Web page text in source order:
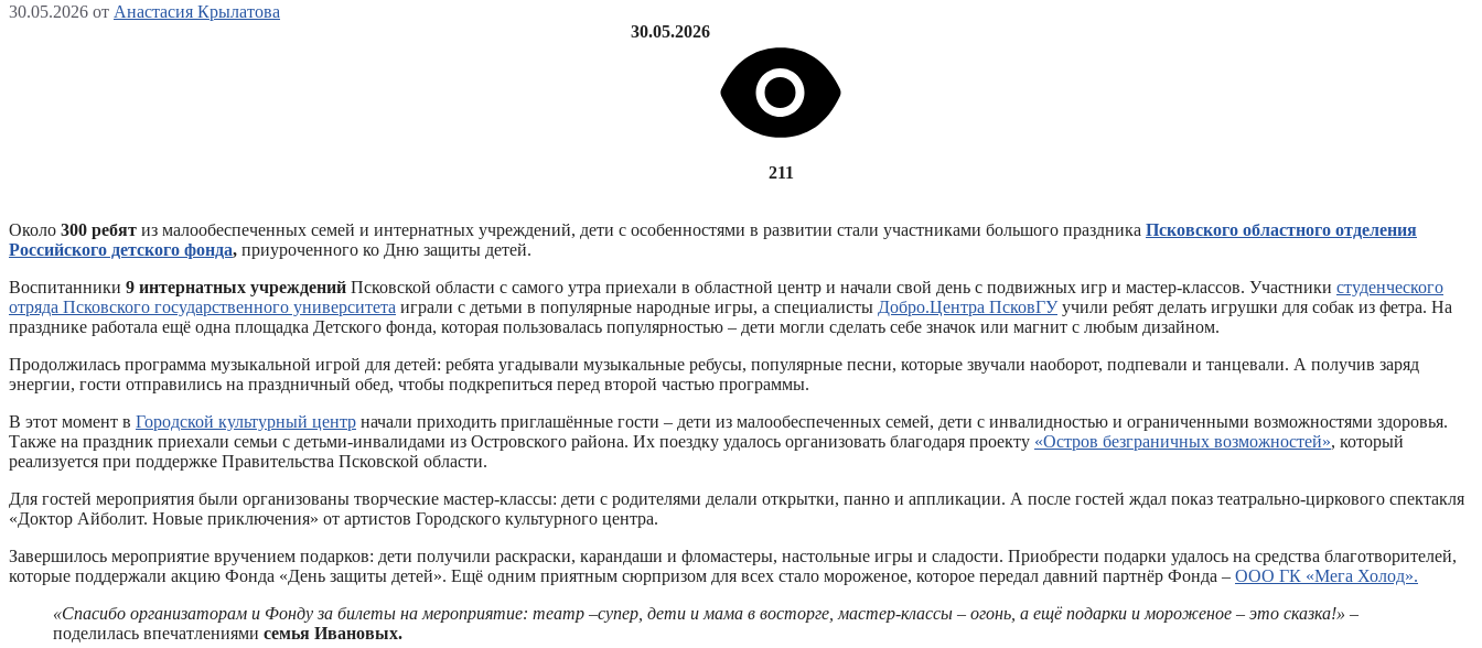
30.05.2026 от Анастасия Крылатова
30.05.2026
211
Около 300 ребят из малообеспеченных семей и интернатных учреждений, дети с особенностями в развитии стали участниками большого праздника Псковского областного отделения
Российского детского фонда, приуроченного ко Дню защиты детей.
Воспитанники 9 интернатных учреждений Псковской области с самого утра приехали в областной центр и начали свой день с подвижных игр и мастер-классов. Участники студенческого
отряда Псковского государственного университета играли с детьми в популярные народные игры, а специалисты Добро.Центра ПсковГУучили ребят делать игрушки для собак из фетра. На
празднике работала ещё одна площадка Детского фонда, которая пользовалась популярностью – дети могли сделать себе значок или магнит с любым дизайном.
Продолжилась программа музыкальной игрой для детей: ребята угадывали музыкальные ребусы, популярные песни, которые звучали наоборот, подпевали и танцевали. А получив заряд
энергии, гости отправились на праздничный обед, чтобы подкрепиться перед второй частью программы.
В этот момент в Городской культурный центр начали приходить приглашённые гости – дети из малообеспеченных семей, дети с инвалидностью и ограниченными возможностями здоровья.
Также на праздник приехали семьи с детьми-инвалидами из Островского района. Их поездку удалось организовать благодаря проекту «Остров безграничных возможностей», который
реализуется при поддержке Правительства Псковской области.
Для гостей мероприятия были организованы творческие мастер-классы: дети с родителями делали открытки, панно и аппликации. А после гостей ждал показ театрально-циркового спектакля
«Доктор Айболит. Новые приключения» от артистов Городского культурного центра.
Завершилось мероприятие вручением подарков: дети получили раскраски, карандаши и фломастеры, настольные игры и сладости. Приобрести подарки удалось на средства благотворителей,
которые поддержали акцию Фонда «День защиты детей». Ещё одним приятным сюрпризом для всех стало мороженое, которое передал давний партнёр Фонда – ООО ГК «Мега Холод».
«Спасибо организаторам и Фонду за билеты на мероприятие: театр –супер, дети и мама в восторге, мастер-классы – огонь, а ещё подарки и мороженое – это сказка!» –
поделилась впечатлениями семья Ивановых.